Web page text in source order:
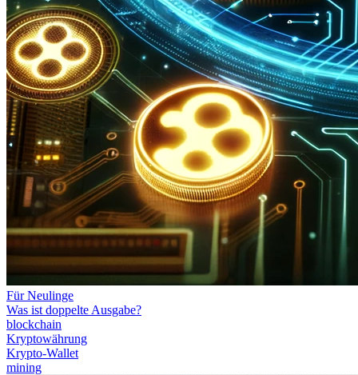
Für Neulinge
Was ist doppelte Ausgabe?
blockchain
Kryptowährung
Krypto-Wallet
mining